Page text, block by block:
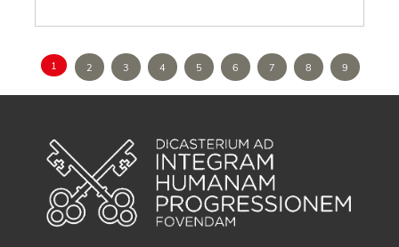
1 2 3 4 5 6 7 8 9